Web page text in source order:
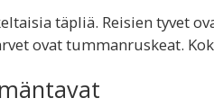
täpliä. Reisien tyvet
ovat tummanruskeat.